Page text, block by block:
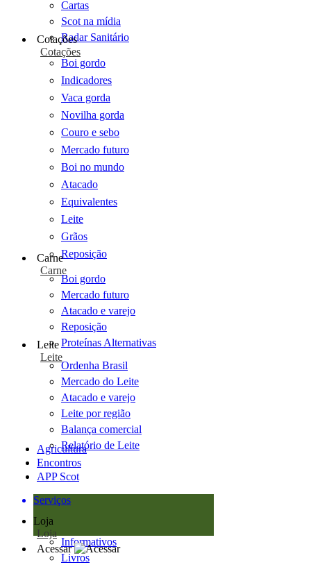
Cartas
Scot na mídia
Radar Sanitário
Cotações
Cotações
Boi gordo
Indicadores
Vaca gorda
Novilha gorda
Couro e sebo
Mercado futuro
Boi no mundo
Atacado
Equivalentes
Leite
Grãos
Reposição
Carne
Carne
Boi gordo
Mercado futuro
Atacado e varejo
Reposição
Proteínas Alternativas
Leite
Leite
Ordenha Brasil
Mercado do Leite
Atacado e varejo
Leite por região
Balança comercial
Relatório de Leite
Agricultura
Encontros
APP Scot
Serviços
Loja
Loja
Informativos
Livros
Acessar